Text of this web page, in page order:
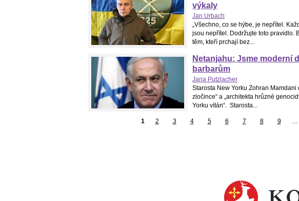
výkaly
Jan Urbach
„Všechno, co se hýbe, je nepřítel.
jsou nepřítel. Dodržujte toto pravidlo.
těm, kteří prchají bez...
Netanjahu: Jsme moderní
barbarům
Jana Putzlacher
Starosta New Yorku Zohran
zločince“ a „architekta hrůzné
Yorku vítán“. Starosta...
1 2 3 4 5 6 7 8 9 …